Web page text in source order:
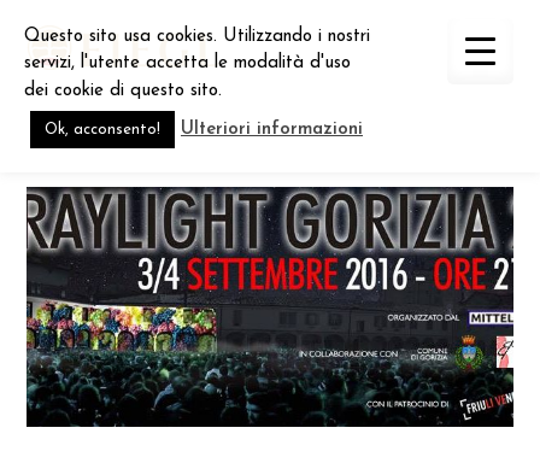
content
Questo sito usa cookies. Utilizzando i nostri
servizi, l'utente accetta le modalità d'uso
dei cookie di questo sito.
Ok, acconsento! Ulteriori informazioni